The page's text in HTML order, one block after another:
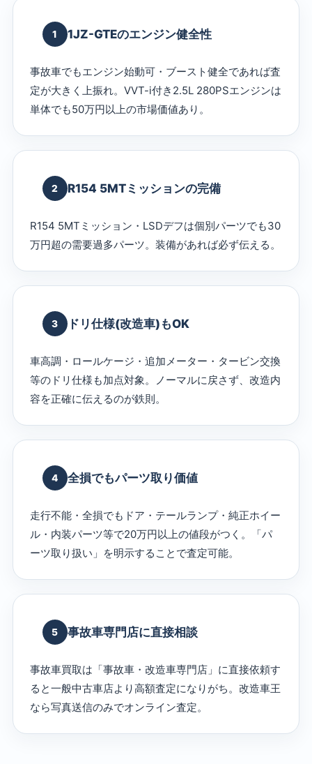
1 1JZ-GTEのエンジン健全性
事故車でもエンジン始動可・ブースト健全であれば査
定が大きく上振れ。VVT-i付き2.5L 280PSエンジンは
単体でも50万円以上の市場価値あり。
2 R154 5MTミッションの完備
R154 5MTミッション・LSDデフは個別パーツでも30
万円超の需要過多パーツ。装備があれば必ず伝える。
3 ドリ仕様(改造車)もOK
車高調・ロールケージ・追加メーター・タービン交換
等のドリ仕様も加点対象。ノーマルに戻さず、改造内
容を正確に伝えるのが鉄則。
4 全損でもパーツ取り価値
走行不能・全損でもドア・テールランプ・純正ホイー
ル・内装パーツ等で20万円以上の値段がつく。「パ
ーツ取り扱い」を明示することで査定可能。
5 事故車専門店に直接相談
事故車買取は「事故車・改造車専門店」に直接依頼す
ると一般中古車店より高額査定になりがち。改造車王
なら写真送信のみでオンライン査定。